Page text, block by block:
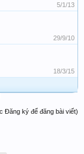
5/1/13
29/9/10
18/3/15
Đăng ký để đăng bài viết)